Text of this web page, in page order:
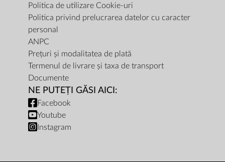
Politica de utilizare Cookie-uri
Politica privind prelucrarea datelor cu caracter
personal
ANPC
Prețuri și modalitatea de plată
Termenul de livrare și taxa de transport
Documente
NE PUTEȚI GĂSI AICI:
Facebook
Youtube
Instagram